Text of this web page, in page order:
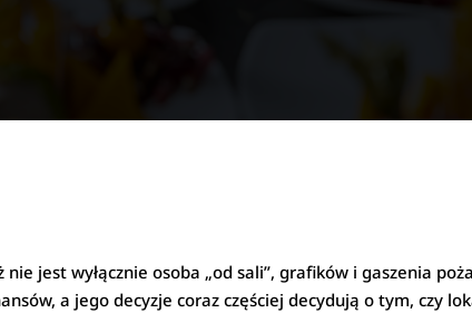
jest wyłącznie osoba „od sali”, grafików i gaszenia
a jego decyzje coraz częściej decydują o tym, czy